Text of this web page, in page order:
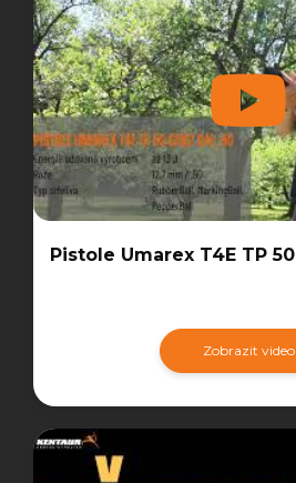
Pistole Umarex T4E TP
Zobrazit video